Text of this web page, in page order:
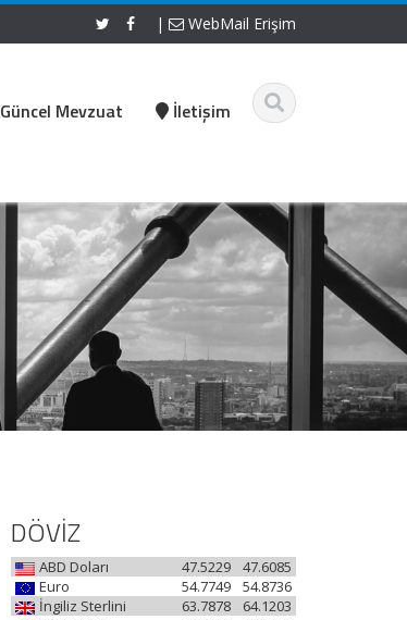
| WebMail Erişim
Güncel Mevzuat İletişim
DÖVİZ
ABD Doları 47.6085
47.5229
Euro
54.8736
54.7749
İngiliz Sterlini
64.1203
63.7878